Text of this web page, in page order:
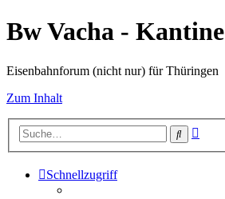
Bw Vacha - Kantine
Eisenbahnforum (nicht nur) für Thüringen
Zum Inhalt
Suche
Schnellzugriff